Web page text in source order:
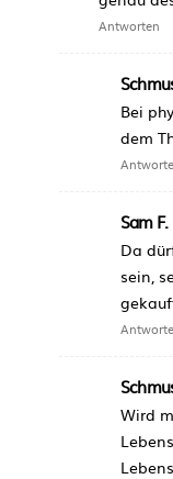
Antworten
Bei
dem
Sam F.
Da
sein,
Wird